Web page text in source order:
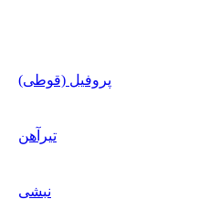
قیمتپروفیل (قوطی)
تیرآهن
نبشی